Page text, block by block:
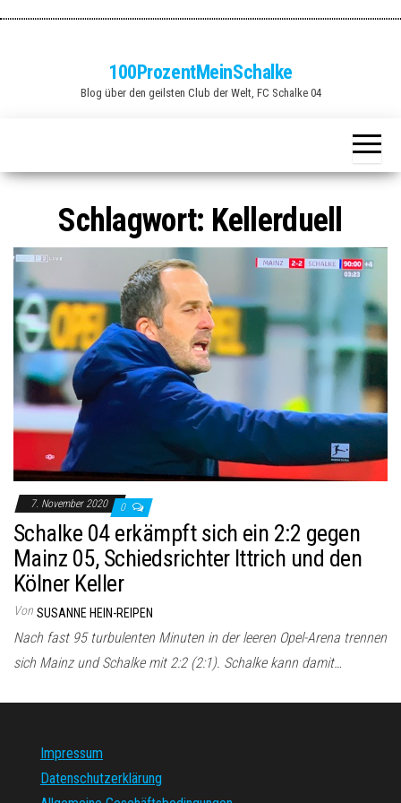
100ProzentMeinSchalke
Blog über den geilsten Club der Welt, FC Schalke 04
Schlagwort: Kellerduell
7. November 2020 0
Schalke 04 erkämpft sich ein 2:2 gegen
Mainz 05, Schiedsrichter Ittrich und den
Kölner Keller
Von SUSANNE HEIN-REIPEN
Nach fast 95 turbulenten Minuten in der leeren Opel-Arena trennen
sich Mainz und Schalke mit 2:2 (2:1). Schalke kann damit…
Impressum
Datenschutzerklärung